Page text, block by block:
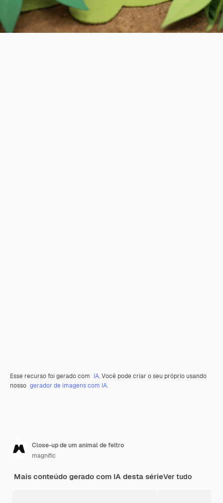
Esse recurso foi gerado com IA. Você pode criar o seu próprio usando
nosso gerador de imagens com IA.
Close-up de um animal de feltro
magnific
Mais conteúdo gerado com IA desta sérieVer tudo